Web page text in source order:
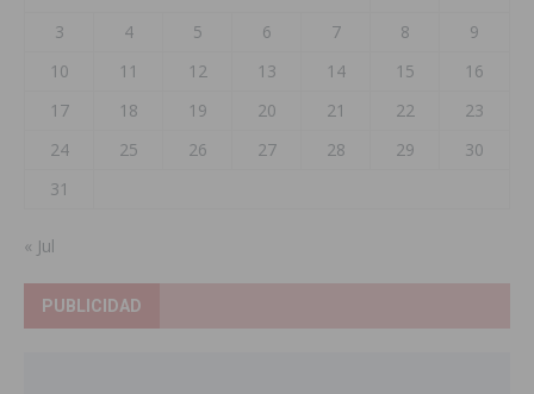
3
4 5 6 7 8
9
10
11 12 13 14 15
16
17
18 19 20 21 22
23
24
25 26 27 28 29
30
31
« Jul
PUBLICIDAD